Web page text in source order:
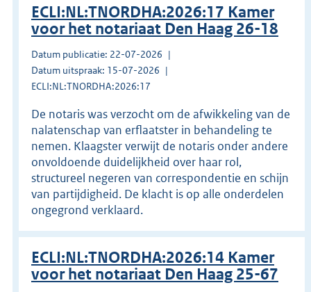
ECLI:NL:TNORDHA:2026:17 Kamer
voor het notariaat Den Haag 26-18
Datum publicatie: 22-07-2026
Datum uitspraak: 15-07-2026
ECLI:NL:TNORDHA:2026:17
De notaris was verzocht om de afwikkeling van de
nalatenschap van erflaatster in behandeling te
nemen. Klaagster verwijt de notaris onder andere
onvoldoende duidelijkheid over haar rol,
structureel negeren van correspondentie en schijn
van partijdigheid. De klacht is op alle onderdelen
ongegrond verklaard.
ECLI:NL:TNORDHA:2026:14 Kamer
voor het notariaat Den Haag 25-67